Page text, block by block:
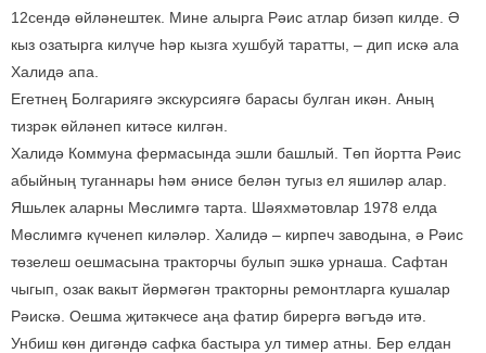
12сендә өйләнештек. Мине алырга Рәис атлар бизәп килде. Ә
кыз озатырга килүче һәр кызга хушбуй таратты, – дип искә ала
Халидә апа.
Егетнең Болгариягә экскурсиягә барасы булган икән. Аның
тизрәк өйләнеп китәсе килгән.
Халидә Коммуна фермасында эшли башлый. Төп йортта Рәис
абыйның туганнары һәм әнисе белән тугыз ел яшиләр алар.
Яшьлек аларны Мөслимгә тарта. Шәяхмәтовлар 1978 елда
Мөслимгә күченеп киләләр. Халидә – кирпеч заводына, ә Рәис
төзелеш оешмасына тракторчы булып эшкә урнаша. Сафтан
чыгып, озак вакыт йөрмәгән тракторны ремонтларга кушалар
Рәискә. Оешма җитәкчесе аңа фатир бирергә вәгъдә итә.
Унбиш көн дигәндә сафка бастыра ул тимер атны. Бер елдан